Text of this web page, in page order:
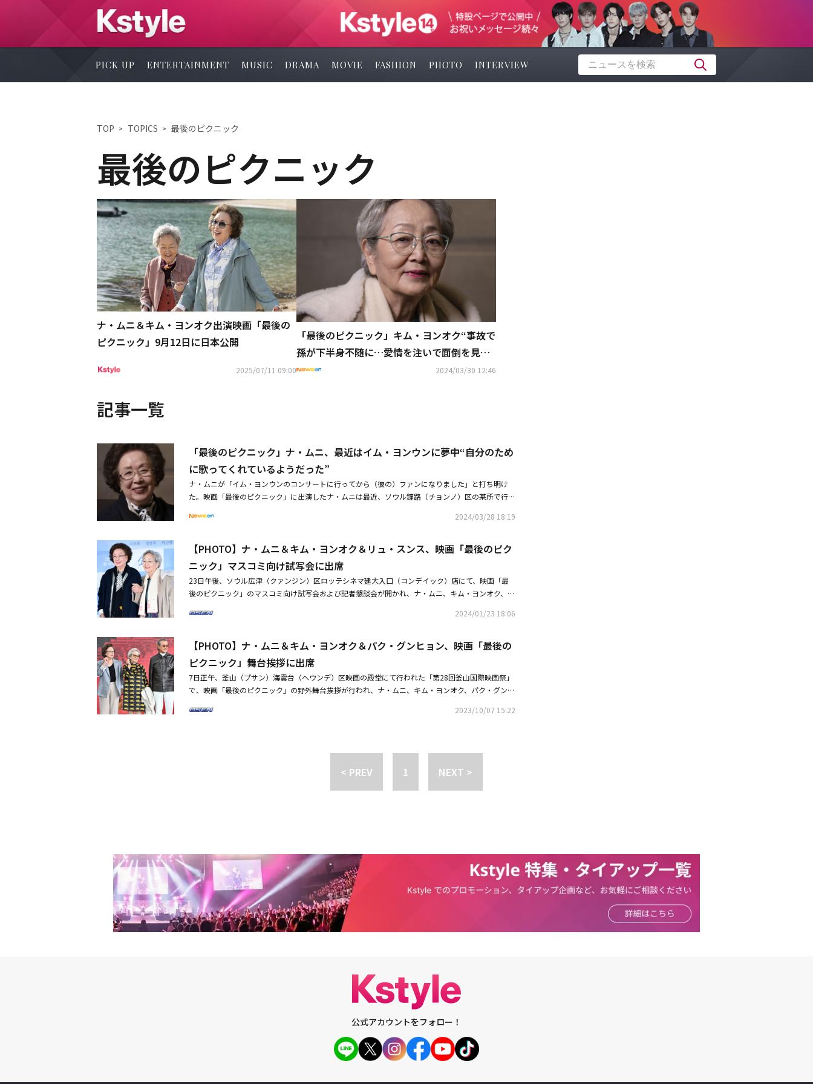
PICK UP ENTERTAINMENT MUSIC DRAMA MOVIE FASHION PHOTO INTERVIEW
TOP TOPICS 最後のピクニック
最後のピクニック
ナ・ムニ＆キム・ヨンオク出演映画「最後の
ピクニック」9月12日に日本公開
2025/07/11 09:00
「最後のピクニック」キム・ヨンオク“事故で
孫が下半身不随に…愛情を注いで面倒を見て
いる”
2024/03/30 12:46
記事一覧
「最後のピクニック」ナ・ムニ、最近はイム・ヨンウンに夢中“自分のため
に歌ってくれているようだった”
ナ・ムニが「イム・ヨンウンのコンサートに行ってから（彼の）ファンになりました」と打ち明け
た。映画「最後のピクニック」に出演したナ・ムニは最近、ソウル鐘路（チョンノ）区の某所で行わ
「最後のピクニック」は、親友で姻戚関係である2人の友人が、60年ぶりに一緒に故郷の南海（ナム
ム・ヨンオクは不満多きクムスンを演じた。インタビューを通じてナ・ムニは「キム・ヨンオクさん
とは会話をしなくても、目だけ見て感じられる関係です」と格別な友情を明かした。続いて「最初は
キム・ヨンオクさんが（作品に）出演しないと話していたのですが、『ヨンオク姉さんがやらないな
ら、私もやらない』と言ったら、私のことを大事に思ってくれているのか、出演することになりまし
た」と裏話を伝えた。そして「お互いが必要とする時にいてくれたので、友情が維持されたようで
す」と付け加えた。また、キム・ヨンオクについて「あの年にして『イカゲーム』にまで出演しまし
ST（挿入歌）となり、話題を集めた。これをきっかけにナ・ムニとキム・ヨンオクは、イム・ヨン
ウンのコンサートに行ったこともあった。キム・ヨンオクは芸能界公式ヨンウン時代（イム・ヨンウ
ンのファンクラブ）だが、ナ・ムニは今回をきっかけにイム・ヨンウンの本当のファンになったとい
う。「コンサート後、イム・ヨンウンさんにハマりました」と打ち明けたナ・ムニは「イム・ヨンウ
くて思いやりのある人でした」と絶賛した。そして「キム・ヨンオクさんは、イム・ヨンウンさんの
ム・ヨンウンさんの歌によって慰められました」と書き、話題を集めた。「どうやって手紙が公開さ
れたのか」という質問には「公開されるのか、されないのかも分からないまま書いたのですが、私の
2024/03/28 18:19
【PHOTO】ナ・ムニ＆キム・ヨンオク＆リュ・スンス、映画「最後のピク
ニック」マスコミ向け試写会に出席
23日午後、ソウル広津（クァンジン）区ロッテシネマ建大入口（コンデイック）店にて、映画「最
後のピクニック」のマスコミ向け試写会および記者懇談会が開かれ、ナ・ムニ、キム・ヨンオク、リ
ぶりに一緒に故郷の南海（ナムへ）郡へ旅行に行き、16歳の頃の思い出と向き合う物語だ。・【PH
ナ・ムニ、夫が本日（12/19）死去ドラマ「思いっきりハイキック！」大ヒットの裏で大腸がんと診
2024/01/23 18:06
【PHOTO】ナ・ムニ＆キム・ヨンオク＆パク・グンヒョン、映画「最後の
ピクニック」舞台挨拶に出席
7日正午、釜山（プサン）海雲台（ヘウンデ）区映画の殿堂にて行われた「第28回釜山国際映画祭」
で、映画「最後のピクニック」の野外舞台挨拶が行われ、ナ・ムニ、キム・ヨンオク、パク・グンヒ
際映画祭」に出席へ！日本からSixTONES 松村北斗＆広瀬すずらも参加・【PHOTO】ナ・ムニ＆チ
2023/10/07 15:22
< PREV 1 NEXT >
公式アカウントをフォロー！